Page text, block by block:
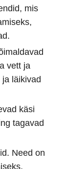
mis
vett ja
läikivad
käsi
tagavad
Need on